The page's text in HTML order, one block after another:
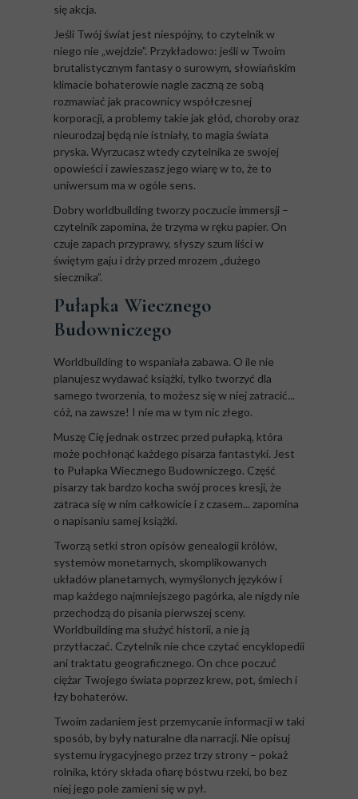
się akcja.
Jeśli Twój świat jest niespójny, to czytelnik w
niego nie „wejdzie”. Przykładowo: jeśli w Twoim
brutalistycznym fantasy o surowym, słowiańskim
klimacie bohaterowie nagle zaczną ze sobą
rozmawiać jak pracownicy współczesnej
korporacji, a problemy takie jak głód, choroby oraz
nieurodzaj będą nie istniały, to magia świata
pryska. Wyrzucasz wtedy czytelnika ze swojej
opowieści i zawieszasz jego wiarę w to, że to
uniwersum ma w ogóle sens.
Dobry worldbuilding tworzy poczucie immersji –
czytelnik zapomina, że trzyma w ręku papier. On
czuje zapach przyprawy, słyszy szum liści w
świętym gaju i drży przed mrozem „dużego
siecznika”.
Pułapka Wiecznego
Budowniczego
Worldbuilding to wspaniała zabawa. O ile nie
planujesz wydawać książki, tylko tworzyć dla
samego tworzenia, to możesz się w niej zatracić...
cóż, na zawsze! I nie ma w tym nic złego.
Muszę Cię jednak ostrzec przed pułapką, która
może pochłonąć każdego pisarza fantastyki. Jest
to Pułapka Wiecznego Budowniczego. Część
pisarzy tak bardzo kocha swój proces kresji, że
zatraca się w nim całkowicie i z czasem... zapomina
o napisaniu samej książki.
Tworzą setki stron opisów genealogii królów,
systemów monetarnych, skomplikowanych
układów planetarnych, wymyślonych języków i
map każdego najmniejszego pagórka, ale nigdy nie
przechodzą do pisania pierwszej sceny.
Worldbuilding ma służyć historii, a nie ją
przytłaczać. Czytelnik nie chce czytać encyklopedii
ani traktatu geograficznego. On chce poczuć
ciężar Twojego świata poprzez krew, pot, śmiech i
łzy bohaterów.
Twoim zadaniem jest przemycanie informacji w taki
sposób, by były naturalne dla narracji. Nie opisuj
systemu irygacyjnego przez trzy strony – pokaż
rolnika, który składa ofiarę bóstwu rzeki, bo bez
niej jego pole zamieni się w pył.